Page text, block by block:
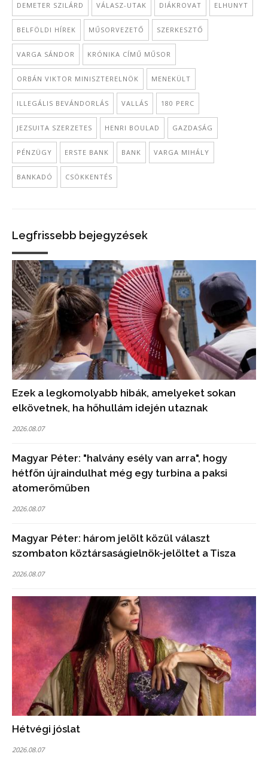
DEMETER SZILÁRD VÁLASZ-UTAK DIÁKROVAT ELHUNYT
BELFÖLDI HÍREK MŰSORVEZETŐ SZERKESZTŐ
VARGA SÁNDOR KRÓNIKA CÍMŰ MŰSOR
ORBÁN VIKTOR MINISZTERELNÖK MENEKÜLT
ILLEGÁLIS BEVÁNDORLÁS VALLÁS 180 PERC
JEZSUITA SZERZETES HENRI BOULAD GAZDASÁG
PÉNZÜGY ERSTE BANK BANK VARGA MIHÁLY
BANKADÓ CSÖKKENTÉS
Legfrissebb bejegyzések
Ezek a legkomolyabb hibák, amelyeket sokan
elkövetnek, ha hőhullám idején utaznak
2026.08.07
Magyar Péter: "halvány esély van arra", hogy
hétfőn újraindulhat még egy turbina a paksi
atomerőműben
2026.08.07
Magyar Péter: három jelölt közül választ
szombaton köztársaságielnök-jelöltet a Tisza
2026.08.07
Hétvégi jóslat
2026.08.07